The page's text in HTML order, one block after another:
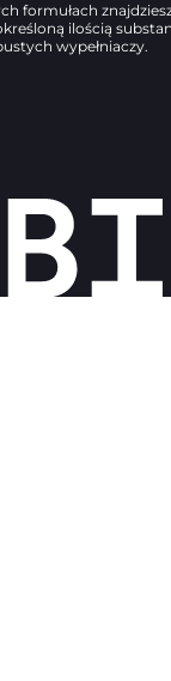
formułach
ilością
wypełniaczy.